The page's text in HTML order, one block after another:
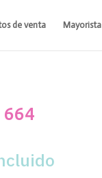
de venta Mayorista